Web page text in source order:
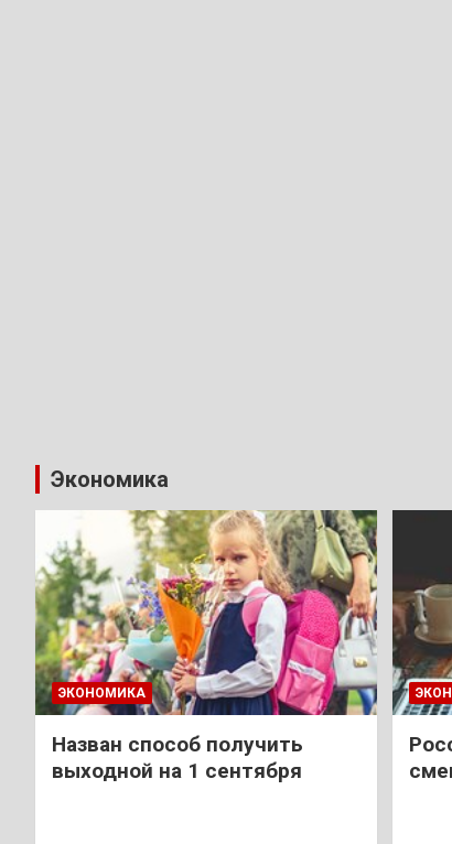
Экономика
ЭКОНОМИКА
Назван способ получить
выходной на 1 сентября